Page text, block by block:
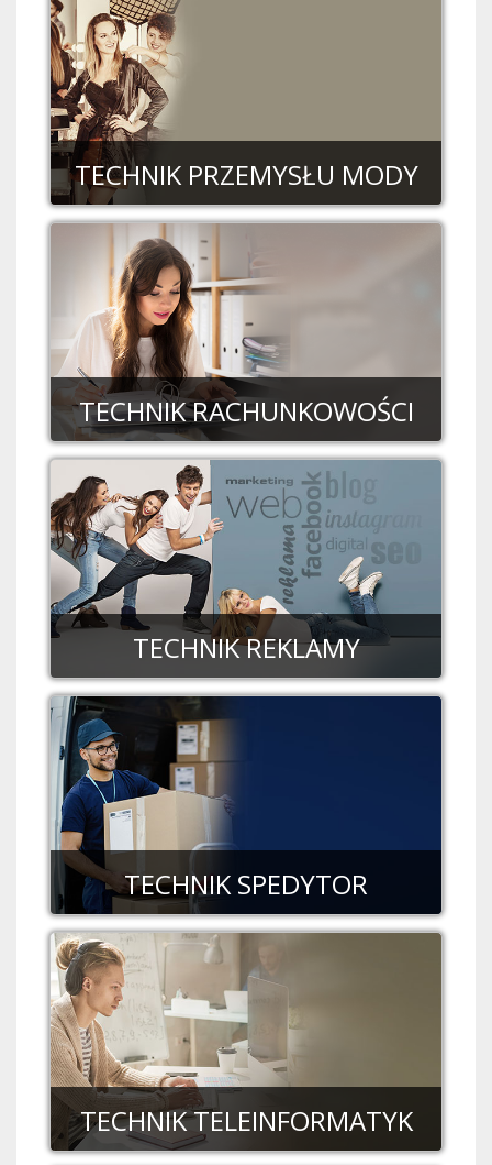
TECHNIK PRZEMYSŁU MODY
TECHNIK RACHUNKOWOŚCI
TECHNIK REKLAMY
TECHNIK SPEDYTOR
TECHNIK TELEINFORMATYK